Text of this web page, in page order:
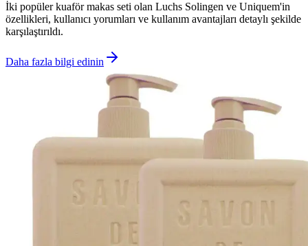
İki popüler kuaför makas seti olan Luchs Solingen ve Uniquem'in
özellikleri, kullanıcı yorumları ve kullanım avantajları detaylı şekilde
karşılaştırıldı.
Daha fazla bilgi edinin